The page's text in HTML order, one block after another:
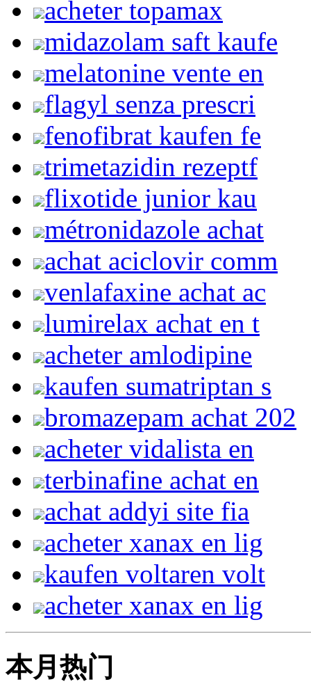
acheter topamax
midazolam saft kaufe
melatonine vente en
flagyl senza prescri
fenofibrat kaufen fe
trimetazidin rezeptf
flixotide junior kau
métronidazole achat
achat aciclovir comm
venlafaxine achat ac
lumirelax achat en t
acheter amlodipine
kaufen sumatriptan s
bromazepam achat 202
acheter vidalista en
terbinafine achat en
achat addyi site fia
acheter xanax en lig
kaufen voltaren volt
acheter xanax en lig
本月热门